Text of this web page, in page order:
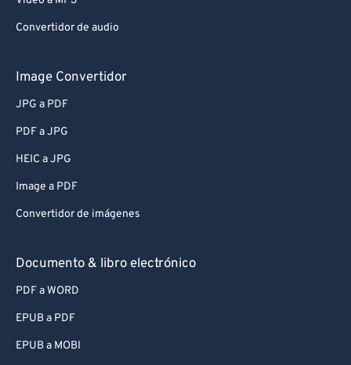
Convertidor de audio
Image Convertidor
JPG a PDF
PDF a JPG
HEIC a JPG
Image a PDF
Convertidor de imágenes
Documento & libro electrónico
PDF a WORD
EPUB a PDF
EPUB a MOBI